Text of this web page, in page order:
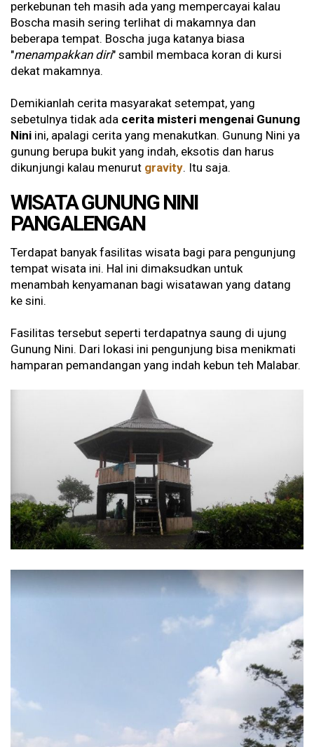
perkebunan teh masih ada yang mempercayai kalau
Boscha masih sering terlihat di makamnya dan
beberapa tempat. Boscha juga katanya biasa
"menampakkan diri" sambil membaca koran di kursi
dekat makamnya.
Demikianlah cerita masyarakat setempat, yang
sebetulnya tidak ada cerita misteri mengenai Gunung
Nini ini, apalagi cerita yang menakutkan. Gunung Nini ya
gunung berupa bukit yang indah, eksotis dan harus
dikunjungi kalau menurut gravity. Itu saja.
WISATA GUNUNG NINI
PANGALENGAN
Terdapat banyak fasilitas wisata bagi para pengunjung
tempat wisata ini. Hal ini dimaksudkan untuk
menambah kenyamanan bagi wisatawan yang datang
ke sini.
Fasilitas tersebut seperti terdapatnya saung di ujung
Gunung Nini. Dari lokasi ini pengunjung bisa menikmati
hamparan pemandangan yang indah kebun teh Malabar.